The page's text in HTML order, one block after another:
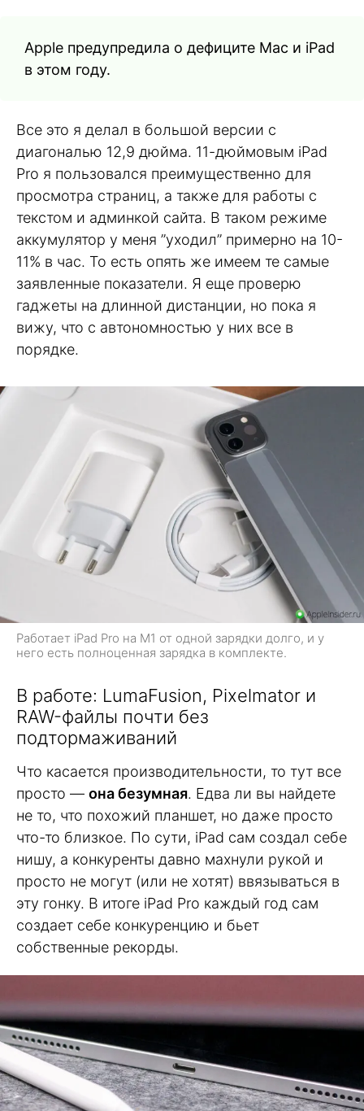
Apple предупредила о дефиците Mac и iPad
в этом году.
Все это я делал в большой версии с
диагональю 12,9 дюйма. 11-дюймовым iPad
Pro я пользовался преимущественно для
просмотра страниц, а также для работы с
текстом и админкой сайта. В таком режиме
аккумулятор у меня ”уходил” примерно на 10-
11% в час. То есть опять же имеем те самые
заявленные показатели. Я еще проверю
гаджеты на длинной дистанции, но пока я
вижу, что с автономностью у них все в
порядке.
Работает iPad Pro на M1 от одной зарядки долго, и у
него есть полноценная зарядка в комплекте.
В работе: LumaFusion, Pixelmator и
RAW-файлы почти без
подтормаживаний
Что касается производительности, то тут все
просто — она безумная. Едва ли вы найдете
не то, что похожий планшет, но даже просто
что-то близкое. По сути, iPad сам создал себе
нишу, а конкуренты давно махнули рукой и
просто не могут (или не хотят) ввязываться в
эту гонку. В итоге iPad Pro каждый год сам
создает себе конкуренцию и бьет
собственные рекорды.